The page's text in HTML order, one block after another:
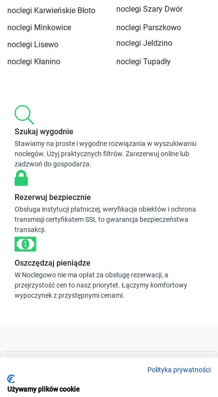
noclegi Karwieńskie Błoto
noclegi Szary Dwór
noclegi Minkowice
noclegi Parszkowo
noclegi Lisewo
noclegi Jeldzino
noclegi Kłanino
noclegi Tupadły
Szukaj wygodnie
Stawiamy na proste i wygodne rozwiązania w wyszukiwaniu
noclegów. Użyj praktycznych filtrów. Zarezerwuj online lub
zadzwoń do gospodarza.
Rezerwuj bezpiecznie
Obsługa instytucji płatniczej, weryfikacja obiektów i ochrona
transmisji certyfikatem SSL to gwarancja bezpieczeństwa
transakcji.
Oszczędzaj pieniądze
W Noclegowo nie ma opłat za obsługę rezerwacji, a
przejrzystość cen to nasz priorytet. Łączymy komfortowy
wypoczynek z przystępnymi cenami.
Polityka prywatności
Używamy plików cookie